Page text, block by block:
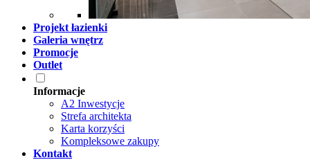
Projekt łazienki
Galeria wnętrz
Promocje
Outlet
Informacje
A2 Inwestycje
Strefa architekta
Karta korzyści
Kompleksowe zakupy
Kontakt